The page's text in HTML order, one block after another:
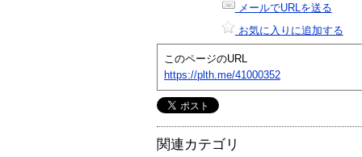
メールでURLを送る
お気に入りに追加する
このページのURL
https://plth.me/41000352
関連カテゴリ